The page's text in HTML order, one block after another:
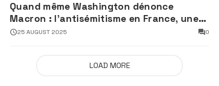
Quand même Washington dénonce
Macron : l’antisémitisme en France, une
faillite d’État
25 AUGUST 2025 0
LOAD MORE